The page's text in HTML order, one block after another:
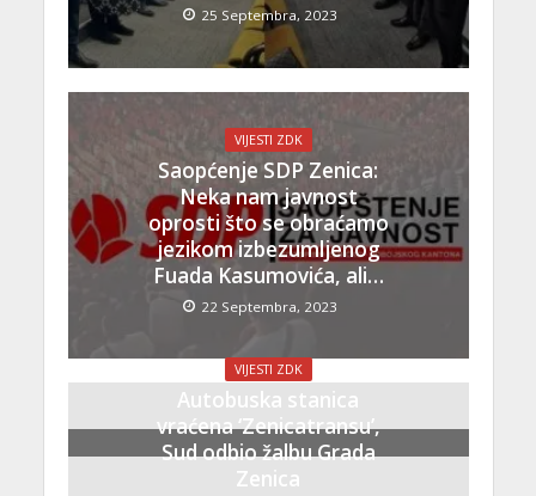
25 Septembra, 2023
VIJESTI ZDK
Saopćenje SDP Zenica:
Neka nam javnost
oprosti što se obraćamo
jezikom izbezumljenog
Fuada Kasumovića, ali…
22 Septembra, 2023
VIJESTI ZDK
Autobuska stanica
vraćena ‘Zenicatransu’,
Sud odbio žalbu Grada
Zenica